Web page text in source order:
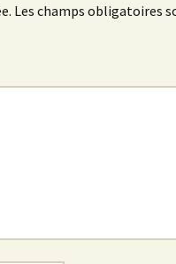
Les champs obligatoires